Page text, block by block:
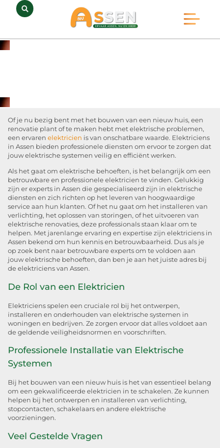
Of je nu bezig bent met het bouwen van een nieuw huis, een
renovatie plant of te maken hebt met elektrische problemen,
een ervaren elektricien is van onschatbare waarde. Elektriciens
in Assen bieden professionele diensten om ervoor te zorgen dat
jouw elektrische systemen veilig en efficiënt werken.
Als het gaat om elektrische behoeften, is het belangrijk om een
betrouwbare en professionele elektricien te vinden. Gelukkig
zijn er experts in Assen die gespecialiseerd zijn in elektrische
diensten en zich richten op het leveren van hoogwaardige
service aan hun klanten. Of het nu gaat om het installeren van
verlichting, het oplossen van storingen, of het uitvoeren van
elektrische renovaties, deze professionals staan ​​klaar om te
helpen. Met jarenlange ervaring en expertise zijn elektriciens in
Assen bekend om hun kennis en betrouwbaarheid. Dus als je
op zoek bent naar betrouwbare experts om te voldoen aan
jouw elektrische behoeften, dan ben je aan het juiste adres bij
de elektriciens van Assen.
De Rol van een Elektricien
Elektriciens spelen een cruciale rol bij het ontwerpen,
installeren en onderhouden van elektrische systemen in
woningen en bedrijven. Ze zorgen ervoor dat alles voldoet aan
de geldende veiligheidsnormen en voorschriften.
Professionele Installatie van Elektrische
Systemen
Bij het bouwen van een nieuw huis is het van essentieel belang
om een gekwalificeerde elektricien in te schakelen. Ze kunnen
helpen bij het ontwerpen en installeren van verlichting,
stopcontacten, schakelaars en andere elektrische
voorzieningen.
Veel Gestelde Vragen